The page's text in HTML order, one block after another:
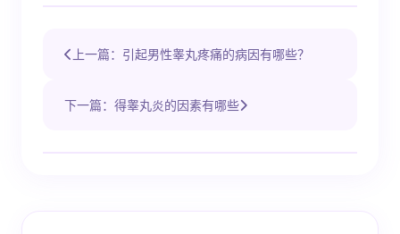
上一篇：引起男性睾丸疼痛的病因有哪些？
下一篇：得睾丸炎的因素有哪些